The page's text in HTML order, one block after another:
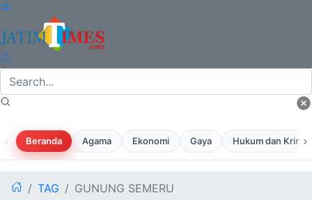
‹ Beranda Agama Ekonomi Gaya Hukum dan ›
TAG GUNUNG SEMERU